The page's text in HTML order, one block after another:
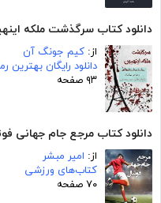
دانلود کتاب سرگذشت ملکه
از: کیم جونگ آن
دانلود رایگان بهترین
۹۳ صفحه
دانلود کتاب مرجع جام جهانی
از: امیر مبشر
کتاب‌های ورزشی
۷۰ صفحه